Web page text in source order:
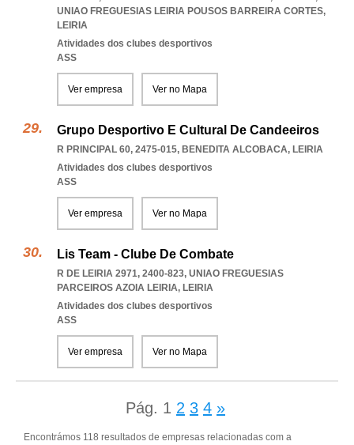
UNIAO FREGUESIAS LEIRIA POUSOS BARREIRA CORTES,
LEIRIA
Atividades dos clubes desportivos
ASS
Ver empresa Ver no Mapa
Grupo Desportivo E Cultural De Candeeiros
R PRINCIPAL 60, 2475-015, BENEDITA ALCOBACA, LEIRIA
Atividades dos clubes desportivos
ASS
Ver empresa Ver no Mapa
Lis Team - Clube De Combate
R DE LEIRIA 2971, 2400-823, UNIAO FREGUESIAS
PARCEIROS AZOIA LEIRIA, LEIRIA
Atividades dos clubes desportivos
ASS
Ver empresa Ver no Mapa
Pág. 1 2 3 4 »
Encontrámos 118 resultados de empresas relacionadas com a